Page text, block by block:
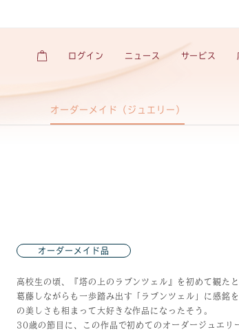
ログイン ニュース サービス
オーダーメイド（ジュエリー）
オーダーメイド品
高校生の頃、『塔の上のラプンツェル』を初めて観た
葛藤しながらも一歩踏み出す「ラプンツェル」に感銘
の美しさも相まって大好きな作品になったそう。
30歳の節目に、この作品で初めてのオーダージュエリ